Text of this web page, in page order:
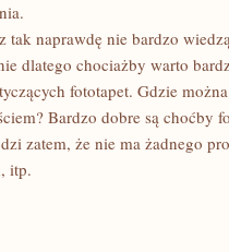
tak naprawdę nie bardzo
dlatego chociażby warto
fototapet. Gdzie
Bardzo dobre są choćby
zatem, że nie ma żadnego
itp.